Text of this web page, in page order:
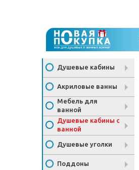
Душевые кабины
Акриловые ванны
Мебель для
ванной
Душевые кабины с
ванной
Душевые уголки
Поддоны